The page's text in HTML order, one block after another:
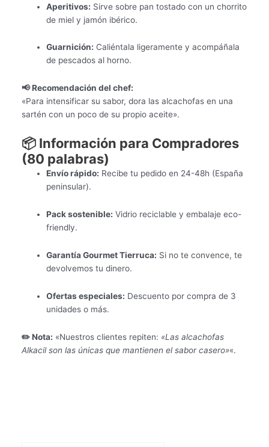
Aperitivos: Sirve sobre pan tostado con un chorrito
de miel y jamón ibérico.
Guarnición: Caliéntala ligeramente y acompáñala
de pescados al horno.
📢 Recomendación del chef:
«Para intensificar su sabor, dora las alcachofas en una
sartén con un poco de su propio aceite».
📦 Información para Compradores
(80 palabras)
Envío rápido: Recibe tu pedido en 24-48h (España
peninsular).
Pack sostenible: Vidrio reciclable y embalaje eco-
friendly.
Garantía Gourmet Tierruca: Si no te convence, te
devolvemos tu dinero.
Ofertas especiales: Descuento por compra de 3
unidades o más.
✏️ Nota: «Nuestros clientes repiten: «Las alcachofas
Alkacil son las únicas que mantienen el sabor casero»«.